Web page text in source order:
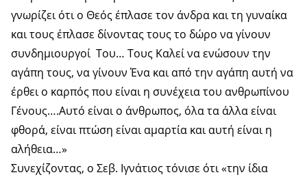
γνωρίζει ότι ο Θεός έπλασε τον άνδρα και τη γυναίκα
και τους έπλασε δίνοντας τους το δώρο να γίνουν
συνδημιουργοί Του… Τους Καλεί να ενώσουν την
αγάπη τους, να γίνουν Ένα και από την αγάπη αυτή να
έρθει ο καρπός που είναι η συνέχεια του ανθρωπίνου
Γένους….Αυτό είναι ο άνθρωπος, όλα τα άλλα είναι
φθορά, είναι πτώση είναι αμαρτία και αυτή είναι η
αλήθεια…»
Συνεχίζοντας, ο Σεβ. Ιγνάτιος τόνισε ότι «την ίδια